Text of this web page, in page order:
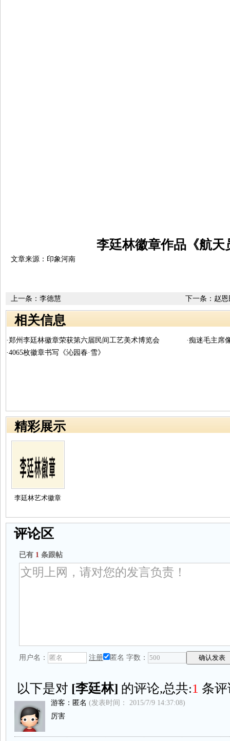
李廷林徽章作品《航天
文章来源：印象河南
下一条： 赵恩
上一条： 李德慧
相关信息
·郑州李廷林徽章荣获第六届民间工艺美术博览会
·痴迷毛主席
·4065枚徽章书写《沁园春·雪》
精彩展示
李廷林艺术徽章
评论区
已有 1 条跟帖
用户名： 注册 匿名 字数：
以下是对 [李廷林] 的评论,总共:1 条
游客：匿名 (发表时间： 2015/7/9 14:37:08)
厉害